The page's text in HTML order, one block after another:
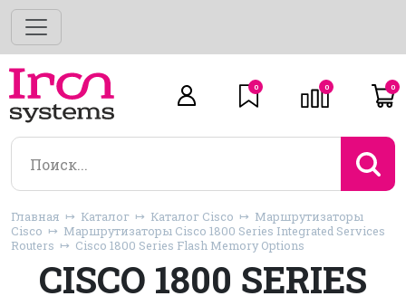
0 0 0
Главная Каталог Каталог Cisco
Маршрутизаторы
Cisco
Маршрутизаторы Cisco 1800 Series Integrated Services
Routers
Cisco 1800 Series Flash Memory Options
CISCO 1800 SERIES